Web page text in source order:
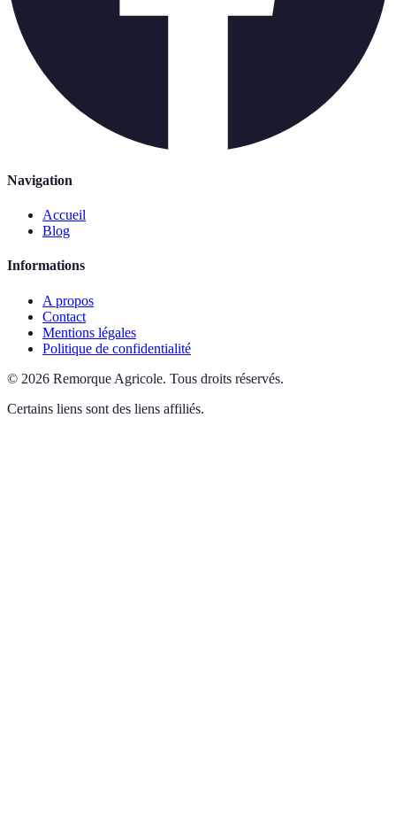
Navigation
Accueil
Blog
Informations
A propos
Contact
Mentions légales
Politique de confidentialité
© 2026 Remorque Agricole. Tous droits réservés.
Certains liens sont des liens affiliés.